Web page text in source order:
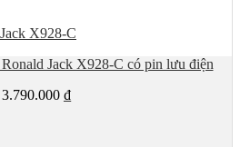
Jack X928-C có pin lưu điện
3.790.000 ₫